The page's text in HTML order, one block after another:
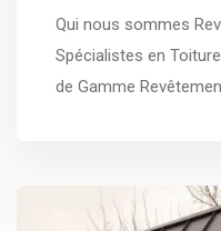
Qui nous sommes
Spécialistes en
de Gamme